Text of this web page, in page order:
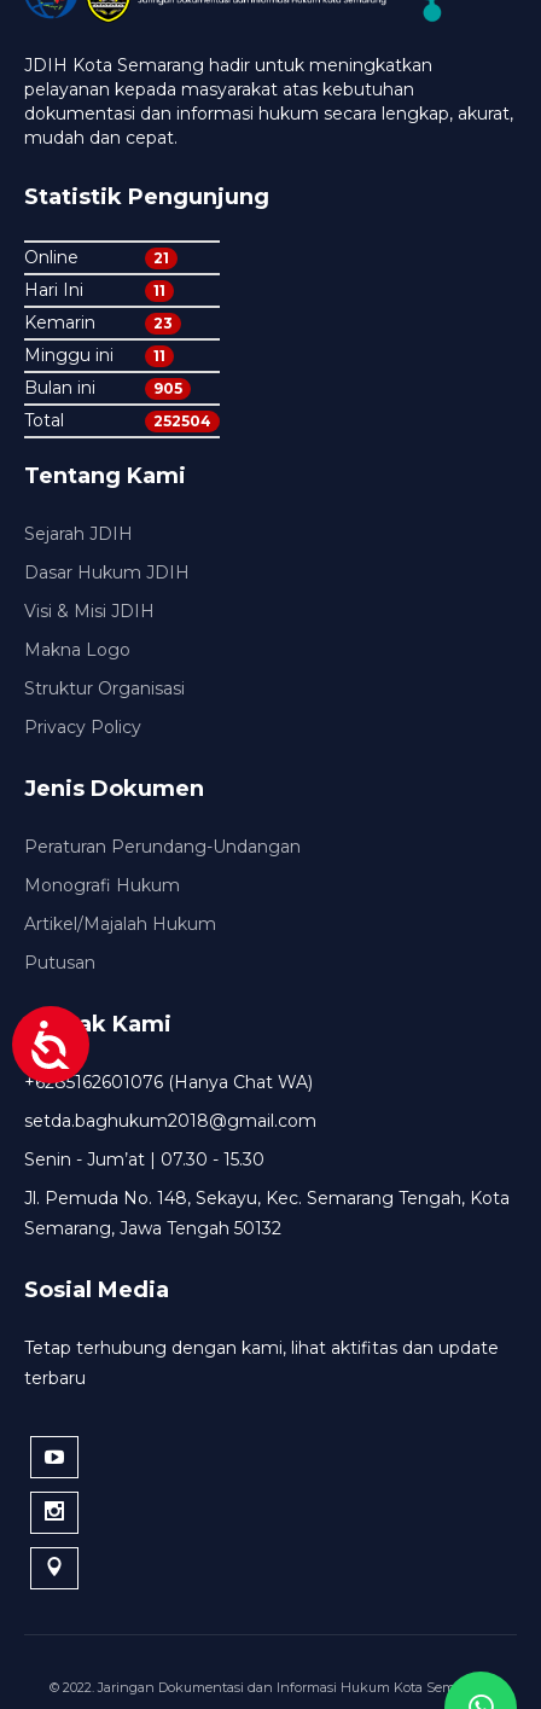
JDIH Kota Semarang hadir untuk meningkatkan
pelayanan kepada masyarakat atas kebutuhan
dokumentasi dan informasi hukum secara lengkap, akurat,
mudah dan cepat.
Statistik Pengunjung
Online 21
Hari Ini 11
Kemarin 23
Minggu ini 11
Bulan ini 905
Total 252504
Tentang Kami
Sejarah JDIH
Dasar Hukum JDIH
Visi & Misi JDIH
Makna Logo
Struktur Organisasi
Privacy Policy
Jenis Dokumen
Peraturan Perundang-Undangan
Monografi Hukum
Artikel/Majalah Hukum
Putusan
Kontak Kami
+6285162601076 (Hanya Chat WA)
setda.baghukum2018@gmail.com
Senin - Jum’at | 07.30 - 15.30
Jl. Pemuda No. 148, Sekayu, Kec. Semarang Tengah, Kota
Semarang, Jawa Tengah 50132
Sosial Media
Tetap terhubung dengan kami, lihat aktifitas dan update
terbaru
© 2022. Jaringan Dokumentasi dan Informasi Hukum Kota Semarang